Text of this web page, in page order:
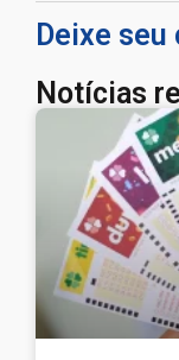
Deixe
Notícias